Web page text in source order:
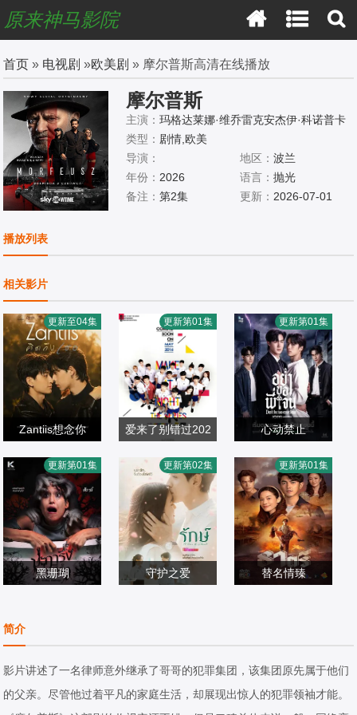
原来神马影院
首页 » 电视剧 »欧美剧 » 摩尔普斯高清在线播放
摩尔普斯
主演：玛格达莱娜·维乔雷克安杰伊·科诺普卡
索尼娅·博霍谢维奇
类型： 剧情,欧美
导演：
地区： 波兰
年份： 2026 语言： 抛光
备注：第2集 更新： 2026-07-01
播放列表
相关影片
Zantiis想念你
bowornnant,Tea
m·Tatchanon·Th
ongpao,Guide·Pi
yawat·Khongsam
ran
欧美剧
2026/泰国
更新至04集
爱来了别错过202
瓦·吉沙晚迪,洪天
逸,林乐杰,平贲·帕
尼同通隆,司提瓦·
因恩巴同,皮安崇·
达姆容桑托恩查
欧美剧
2016/泰国
更新第01集
心动禁止
Wongsajaem,塔
那蓬·罗桑鲁昂,帕
他勒彭·德浦沃拉
侬,Korn,Palat,Ch
ayutnitiroj
欧美剧
2026/泰国
更新第01集
黑珊瑚
帕·翁塔娜特,莫拉
克·桑塔维,塔纳功·
陂沙亚侬,玛妮娜·
甘姆雯,帕拉查功·
欧美剧
0/
更新第01集
守护之爱
拉,朋拉维·凯普拉
帕功,娜琳迪帕·莎
功昂格派,拉提帕·
2026/泰国
更新第02集
替名情臻
拉·提帕,威拉卡尼·
坎瓦塔纳固,莎兰
娅·君帕缇,普莉玛·
2026/泰国
更新第01集
简介
影片讲述了一名律师意外继承了哥哥的犯罪集团，该集团原先属于他们
的父亲。尽管他过着平凡的家庭生活，却展现出惊人的犯罪领袖才能。